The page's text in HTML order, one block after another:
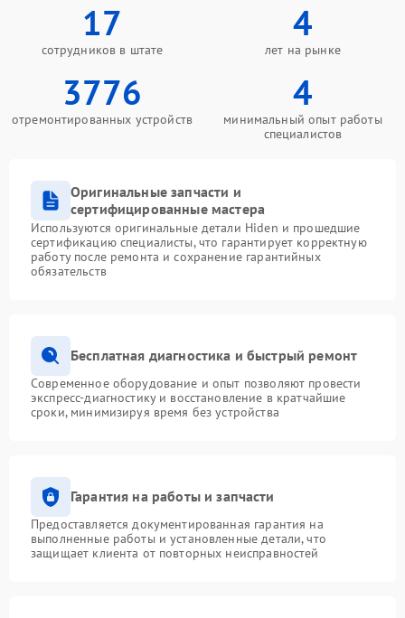
17
сотрудников в штате
4
лет на рынке
3776
отремонтированных устройств
4
минимальный опыт работы
специалистов
Оригинальные запчасти и
сертифицированные мастера
Используются оригинальные детали Hiden и прошедшие
сертификацию специалисты, что гарантирует корректную
работу после ремонта и сохранение гарантийных
обязательств
Бесплатная диагностика и быстрый ремонт
Современное оборудование и опыт позволяют провести
экспресс-диагностику и восстановление в кратчайшие
сроки, минимизируя время без устройства
Гарантия на работы и запчасти
Предоставляется документированная гарантия на
выполненные работы и установленные детали, что
защищает клиента от повторных неисправностей